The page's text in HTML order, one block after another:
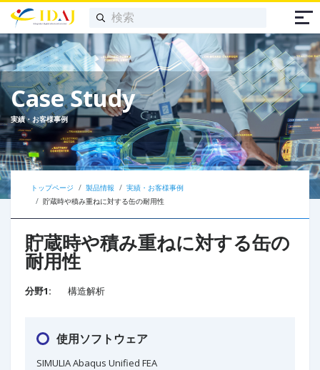
Case Study
実績・お客様事例
トップページ 製品情報
実績・お客様事例
貯蔵時や積み重ねに対する缶の耐用性​
貯蔵時や積み重ねに対する缶の
耐用性​
分野1: 構造解析
使用ソフトウェア
SIMULIA Abaqus Unified FEA